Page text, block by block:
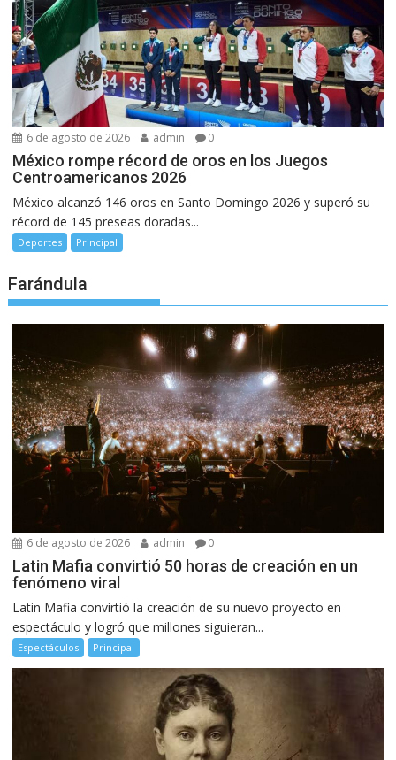
6 de agosto de 2026 admin 0
México rompe récord de oros en los Juegos
Centroamericanos 2026
México alcanzó 146 oros en Santo Domingo 2026 y superó su
récord de 145 preseas doradas...
Deportes Principal
Farándula
6 de agosto de 2026 admin 0
Latin Mafia convirtió 50 horas de creación en un
fenómeno viral
Latin Mafia convirtió la creación de su nuevo proyecto en
espectáculo y logró que millones siguieran...
Espectáculos Principal